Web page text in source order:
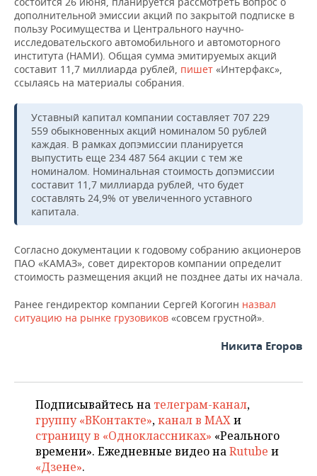
ОТКРЫТАЯ ЛЕКЦИЯ
БАСКЕТБОЛ
ВОЛЕЙБОЛ
ФИГУРНОЕ КАТАНИЕ
ВОДНЫЕ ВИДЫ СПОРТА
ХОККЕЙ С МЯЧОМ
ИНФРАСТРУКТУРА
ИСТОРИЯ
МЕДИЦИНА
ОБРАЗОВАНИЕ
ПРОИСШЕСТВИЯ
СПРАВОЧНИК
СПИСОК ПЕРСОН
СПИСОК КОМПАНИЙ
ПОЛНАЯ ВЕРСИЯ
дополнительной эмиссии акций по закрытой подписке в
пользу Росимущества и Центрального научно-
исследовательского автомобильного и автомоторного
института (НАМИ). Общая сумма эмитируемых акций
составит 11,7 миллиарда рублей, пишет «Интерфакс»,
ссылаясь на материалы собрания.
Уставный капитал компании составляет 707 229
559 обыкновенных акций номиналом 50 рублей
каждая. В рамках допэмиссии планируется
выпустить еще 234 487 564 акции с тем же
номиналом. Номинальная стоимость допэмиссии
составит 11,7 миллиарда рублей, что будет
составлять 24,9% от увеличенного уставного
капитала.
Согласно документации к годовому собранию акционеров
ПАО «КАМАЗ», совет директоров компании определит
стоимость размещения акций не позднее даты их начала.
Ранее гендиректор компании Сергей Когогин назвал
ситуацию на рынке грузовиков «совсем грустной».
Никита Егоров
Подписывайтесь на телеграм-канал,
группу «ВКонтакте»,канал в MAXи
страницу в «Одноклассниках» «Реального
времени». Ежедневные видео наRutube и
«Дзене».